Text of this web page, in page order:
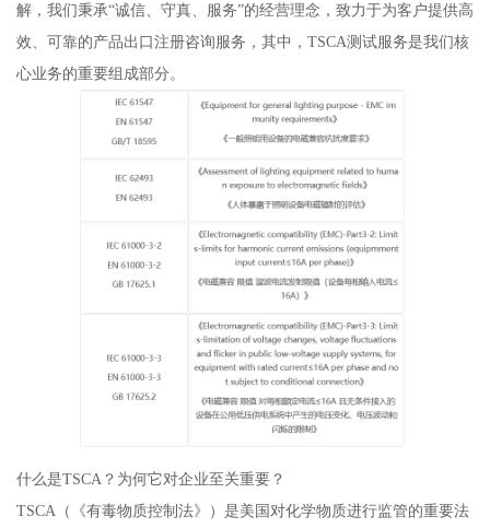
解，我们秉承“诚信、守真、服务”的经营理念，致力于为客户提供高
效、可靠的产品出口注册咨询服务，其中，TSCA测试服务是我们核
心业务的重要组成部分。
什么是TSCA？为何它对企业至关重要？
TSCA（《有毒物质控制法》）是美国对化学物质进行监管的重要法